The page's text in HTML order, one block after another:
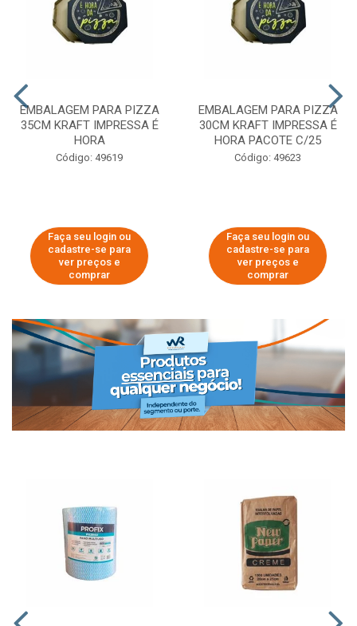
EMBALAGEM PARA PIZZA
35CM KRAFT IMPRESSA É
HORA
Código: 49619
Faça seu login ou
cadastre-se para
ver preços e
comprar
EMBALAGEM PARA PIZZA
30CM KRAFT IMPRESSA É
HORA PACOTE C/25
Código: 49623
Faça seu login ou
cadastre-se para
ver preços e
comprar